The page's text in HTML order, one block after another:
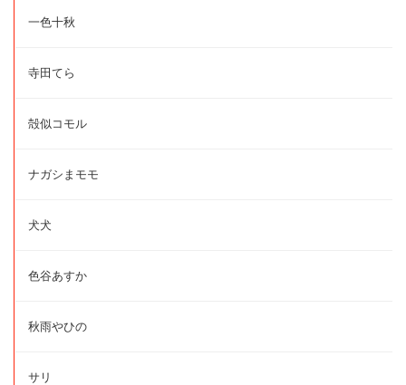
一色十秋
寺田てら
殻似コモル
ナガシまモモ
犬犬
色谷あすか
秋雨やひの
サリ